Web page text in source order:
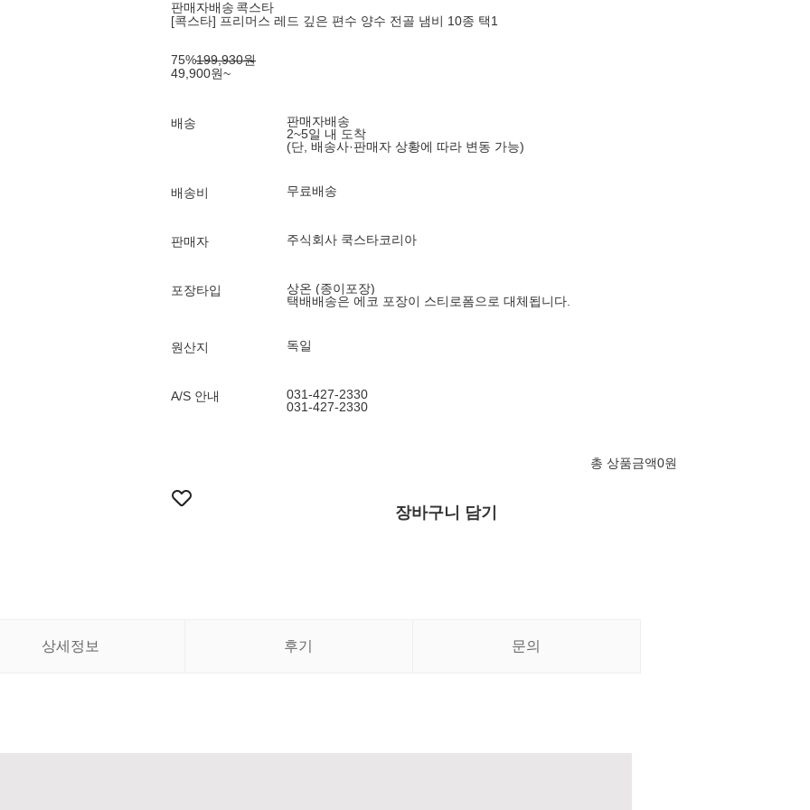
판매자배송 콕스타
[콕스타] 프리머스 레드 깊은 편수 양수 전골 냄비 10종 택1
75%199,930원
49,900원~
배송
판매자배송
2~5일 내 도착
(단, 배송사·판매자 상황에 따라 변동 가능)
배송비 무료배송
판매자 주식회사 쿡스타코리아
포장타입
상온 (종이포장)
택배배송은 에코 포장이 스티로폼으로 대체됩니다.
원산지 독일
A/S 안내
031-427-2330
031-427-2330
총 상품금액0원
장바구니 담기
상세정보 후기 문의